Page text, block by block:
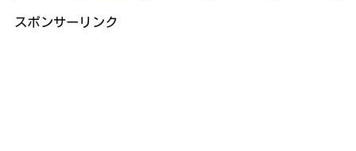
スポンサーリンク